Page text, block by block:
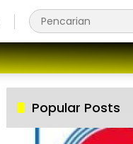
Popular Posts